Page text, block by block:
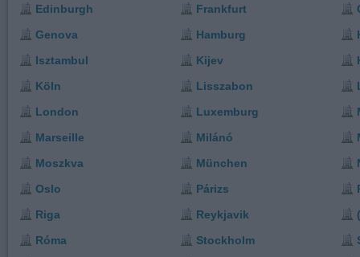
Edinburgh
Frankfurt
Genova
Hamburg
Isztambul
Kijev
Köln
Lisszabon
London
Luxemburg
Marseille
Milánó
Moszkva
München
Oslo
Párizs
Riga
Reykjavik
Róma
Stockholm